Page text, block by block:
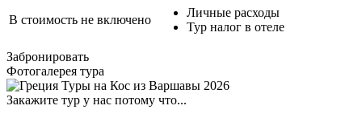
В стоимость не включено
Личные расходы
Тур налог в отеле
Забронировать
Фотогалерея тура
Закажите тур у нас потому что...